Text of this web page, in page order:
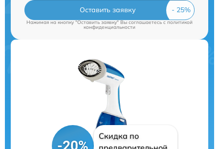
Оставить заявку
Нажимая на кнопку "Оставить заявку" Вы соглашаетесь c политикой
конфиденциальности
Скидка по